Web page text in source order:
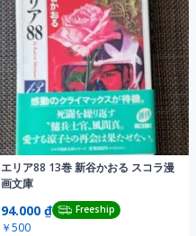
エリア88 13巻 新谷かおる スコラ漫
画文庫
94.000 ₫ Freeship
￥500